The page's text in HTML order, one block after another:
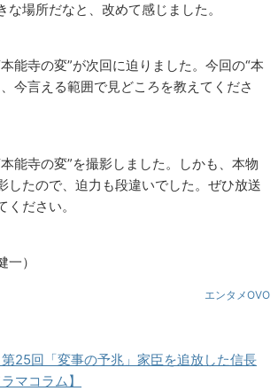
な場所だなと、改めて感じました。
能寺の変”が次回に迫りました。今回の“本
今言える範囲で見どころを教えてくださ
能寺の変”を撮影しました。しかも、本物
したので、迫力も段違いでした。ぜひ放送
ください。
一）
エンタメOVO
第25回「変事の予兆」家臣を追放した信長
マコラム】